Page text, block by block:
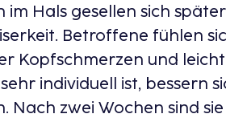
im Hals gesellen sich
Betroffene fühlen
Kopfschmerzen und
individuell ist, bessern
Nach zwei Wochen sind